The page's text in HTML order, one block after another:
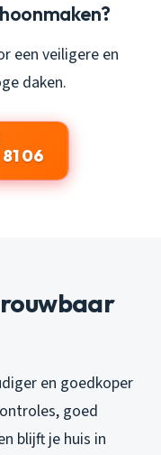
een veiligere en
daken.
06
en goedkoper
goed
blijft je huis in